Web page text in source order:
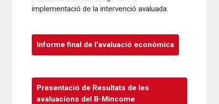
implementació de la intervenció avaluada.
Informe final de l’avaluació econòmica
Presentació de Resultats de les
avaluacions del B-Mincome